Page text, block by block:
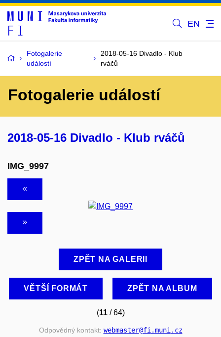
EN
Fotogalerie
událostí
2018-05-16 Divadlo - Klub
rváčů
Fotogalerie událostí
2018-05-16 Divadlo - Klub rváčů
IMG_9997
ZPĚT NA GALERII
VĚTŠÍ FORMÁT ZPĚT NA ALBUM
(11/ 64)
Odpovědný kontakt: webmaster@fi.muni.cz